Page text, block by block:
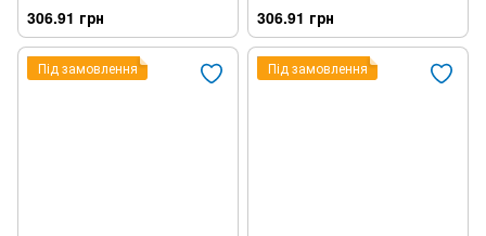
306.91 грн 306.91 грн
Під замовлення Під замовлення